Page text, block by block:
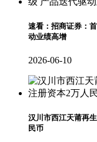
速看：招商证券：
动业绩高增
2026-06-10
汉川市西江天莆再
民币